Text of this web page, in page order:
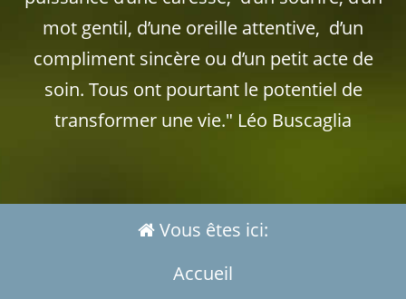
mot gentil, d’une oreille attentive, d’un
compliment sincère ou d’un petit acte de
soin. Tous ont pourtant le potentiel de
transformer une vie." Léo Buscaglia
Vous êtes ici:
Accueil